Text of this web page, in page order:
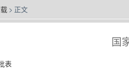
> 正文
国
表